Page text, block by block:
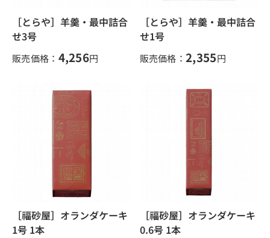
［とらや］羊羹・最中詰合
せ3号
販売価格： 4,256円
［とらや］羊羹・最中詰合
せ1号
販売価格： 2,355円
［福砂屋］オランダケーキ
1号 1本
［福砂屋］オランダケーキ
0.6号 1本